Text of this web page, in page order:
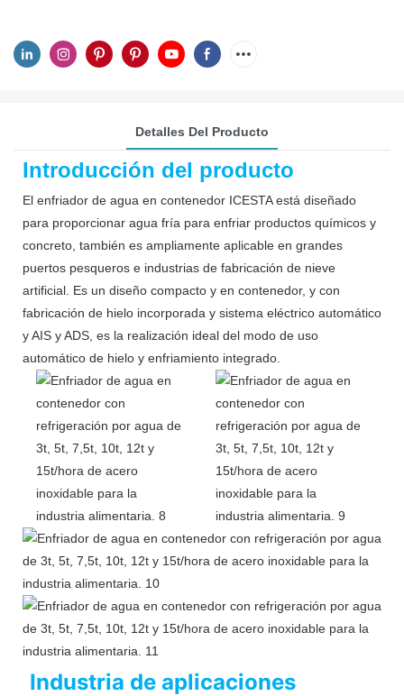
Detalles Del Producto
Introducción del producto
El enfriador de agua en contenedor ICESTA está diseñado
para proporcionar agua fría para enfriar productos químicos y
concreto, también es ampliamente aplicable en grandes
puertos pesqueros e industrias de fabricación de nieve
artificial. Es un diseño compacto y en contenedor, y con
fabricación de hielo incorporada y sistema eléctrico automático
y AIS y ADS, es la realización ideal del modo de uso
automático de hielo y enfriamiento integrado.
Industria de aplicaciones